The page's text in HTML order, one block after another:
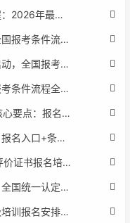
2026年人工智能训练师报考条件与流程：2026年最新官方要求全面解读
2026医疗陪诊顾问报名入口已公布，全国报考条件流程政策全解析
2026年医疗陪诊顾问（陪诊师）招生启动，全国报考指南附报名官网
2026医疗陪诊顾问全国统考报名中，报考条件流程全攻略附报名入口
必看 | 2026 年 AIGC 应用工程师报考核心要点：报名费用、官网可查、行业认可度、补考规则全盘点
2026年公共营养师（三级）值得考吗？报名入口+条件+证书用途
最新批次|第38期公共营养师职业能力评价证书报名培训通知
关于2026年公共营养师（三级、四级）全国统一认定报名的服务通知
通知：2026年第三季度公共营养师四级培训报名安排正式发布